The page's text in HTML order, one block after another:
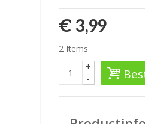
€ 3,99
2 Items
-
+